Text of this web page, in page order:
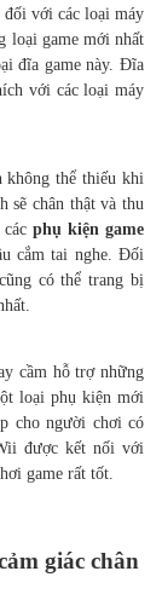
với các loại máy
loại game mới nhất
đĩa game này. Đĩa
với các loại máy
không thể thiếu khi
sẽ chân thật và thu
cácphụ kiện game
cắm tai nghe. Đối
có thể trang bị
cầm hỗ trợ những
loại phụ kiện mới
cho người chơi có
được kết nối với
game rất tốt.